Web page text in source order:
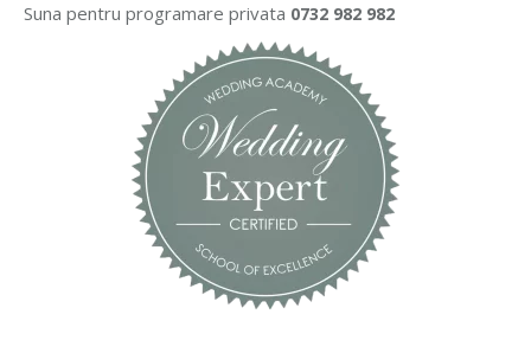
Suna pentru programare privata 0732 982 982